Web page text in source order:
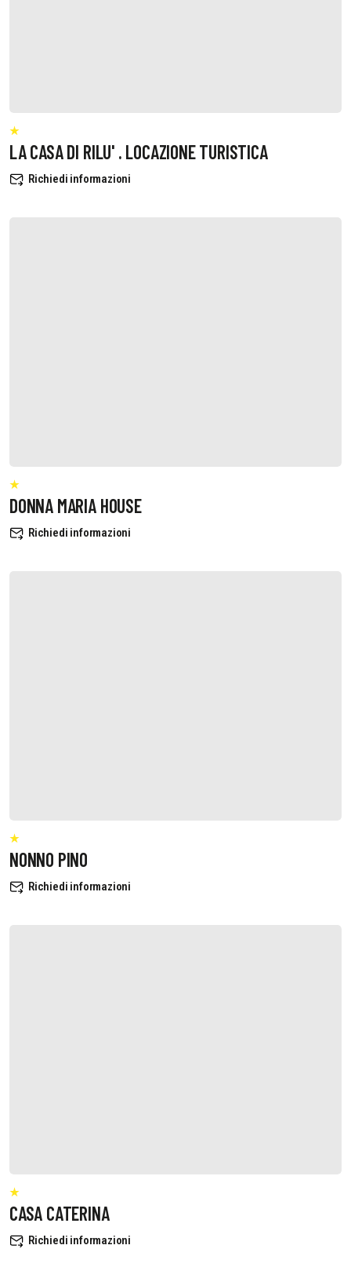
LA CASA DI RILU' . LOCAZIONE TURISTICA
Richiedi informazioni
DONNA MARIA HOUSE
Richiedi informazioni
NONNO PINO
Richiedi informazioni
CASA CATERINA
Richiedi informazioni